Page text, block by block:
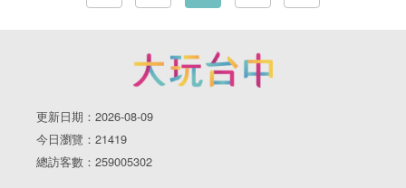
更新日期：2026-08-09
今日瀏覽：21419
總訪客數：259005302